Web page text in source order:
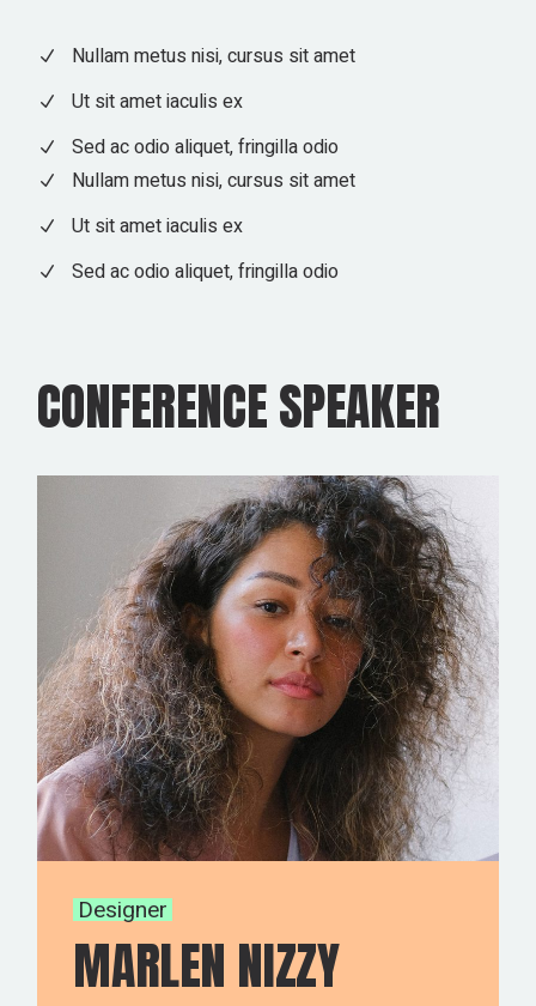
Nullam metus nisi, cursus sit amet
Ut sit amet iaculis ex
Sed ac odio aliquet, fringilla odio
Nullam metus nisi, cursus sit amet
Ut sit amet iaculis ex
Sed ac odio aliquet, fringilla odio
CONFERENCE SPEAKER
Designer
MARLEN NIZZY